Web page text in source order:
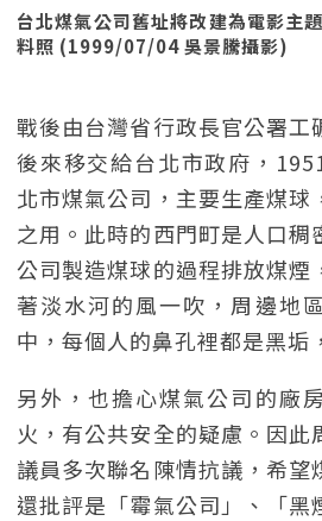
台北煤氣公司舊址將改建為電影主
料照 (1999/07/04 吳景騰攝影)
戰後由台灣省行政長官公署工
後來移交給台北市政府，
北市煤氣公司，主要生產煤球
之用。此時的西門町是人口稠
公司製造煤球的過程排放煤煙
著淡水河的風一吹，周邊地
中，每個人的鼻孔裡都是黑垢
另外，也擔心煤氣公司的廠
火，有公共安全的疑慮。因此
議員多次聯名陳情抗議，希望
還批評是「霉氣公司」、「黑